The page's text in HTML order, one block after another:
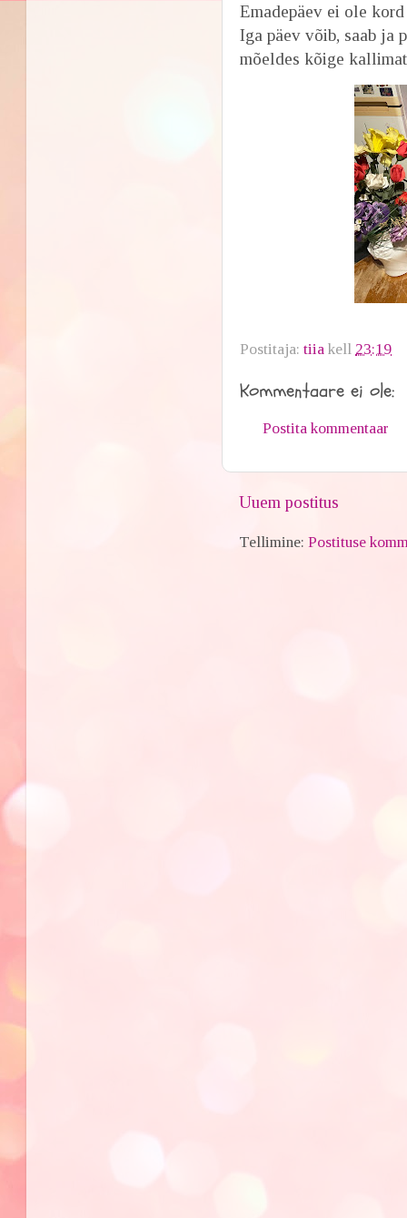
Emadepäev ei ole kord
Iga päev võib, saab ja
mõeldes kõige
Postitaja:tiia kell 23:19
Kommentaare ei ole:
Postita kommentaar
Uuem postitus
Tellimine:Postituse